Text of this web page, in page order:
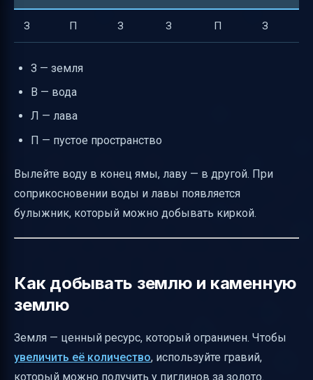
З П З З П З
З — земля
В — вода
Л — лава
П — пустое пространство
Вылейте воду в конец ямы, лаву — в другой. При
соприкосновении воды и лавы появляется
булыжник, который можно добывать киркой.
Как добывать землю и каменную
землю
Земля — ценный ресурс, который ограничен. Чтобы
увеличить её количество, используйте гравий,
который можно получить у пиглинов за золото.